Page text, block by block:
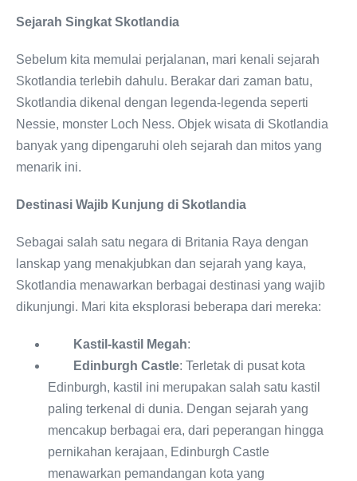
Sejarah Singkat Skotlandia
Sebelum kita memulai perjalanan, mari kenali sejarah
Skotlandia terlebih dahulu. Berakar dari zaman batu,
Skotlandia dikenal dengan legenda-legenda seperti
Nessie, monster Loch Ness. Objek wisata di Skotlandia
banyak yang dipengaruhi oleh sejarah dan mitos yang
menarik ini.
Destinasi Wajib Kunjung di Skotlandia
Sebagai salah satu negara di Britania Raya dengan
lanskap yang menakjubkan dan sejarah yang kaya,
Skotlandia menawarkan berbagai destinasi yang wajib
dikunjungi. Mari kita eksplorasi beberapa dari mereka:
Kastil-kastil Megah:
Edinburgh Castle: Terletak di pusat kota
Edinburgh, kastil ini merupakan salah satu kastil
paling terkenal di dunia. Dengan sejarah yang
mencakup berbagai era, dari peperangan hingga
pernikahan kerajaan, Edinburgh Castle
menawarkan pemandangan kota yang